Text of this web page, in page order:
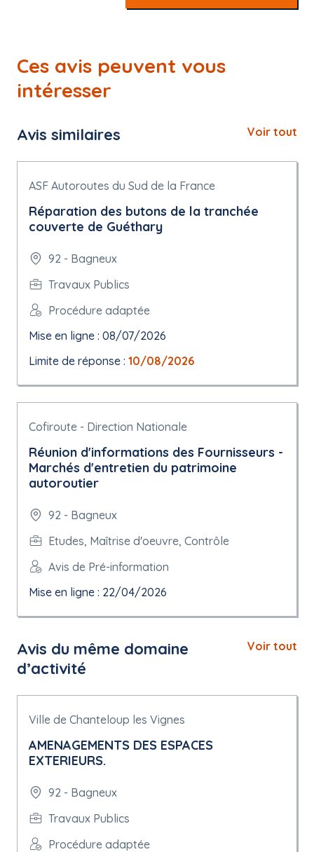
Ces avis peuvent vous
intéresser
Avis similaires Voir tout
ASF Autoroutes du Sud de la France
Réparation des butons de la tranchée
couverte de Guéthary
92 - Bagneux
Travaux Publics
Procédure adaptée
Mise en ligne : 08/07/2026
Limite de réponse : 10/08/2026
Cofiroute - Direction Nationale
Réunion d'informations des Fournisseurs -
Marchés d'entretien du patrimoine
autoroutier
92 - Bagneux
Etudes, Maîtrise d'oeuvre, Contrôle
Avis de Pré-information
Mise en ligne : 22/04/2026
Avis du même domaine
d’activité
Voir tout
Ville de Chanteloup les Vignes
AMENAGEMENTS DES ESPACES
EXTERIEURS.
92 - Bagneux
Travaux Publics
Procédure adaptée